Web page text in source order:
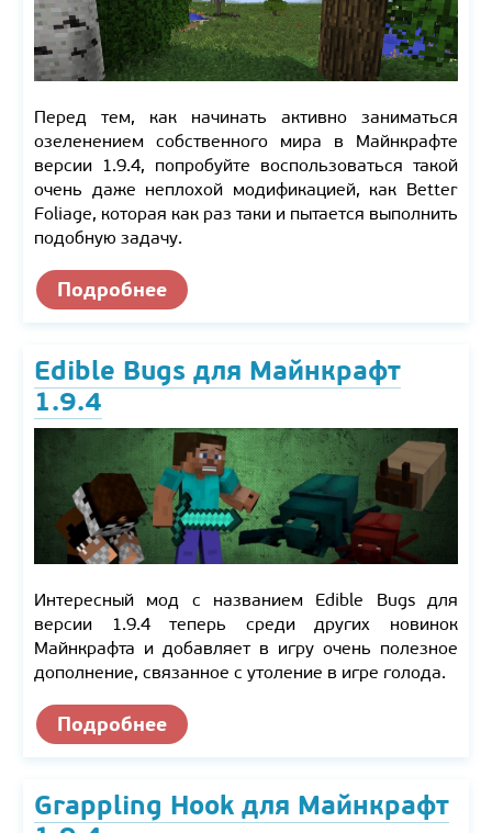
Перед тем, как начинать активно заниматься
озеленением собственного мира в Майнкрафте
версии 1.9.4, попробуйте воспользоваться такой
очень даже неплохой модификацией, как Better
Foliage, которая как раз таки и пытается выполнить
подобную задачу.
Подробнее
Edible Bugs для Майнкрафт
1.9.4
Интересный мод с названием Edible Bugs для
версии 1.9.4 теперь среди других новинок
Майнкрафта и добавляет в игру очень полезное
дополнение, связанное с утоление в игре голода.
Подробнее
Grappling Hook для Майнкрафт